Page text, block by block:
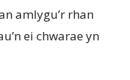
amlygu’r rhan
ei chwarae yn